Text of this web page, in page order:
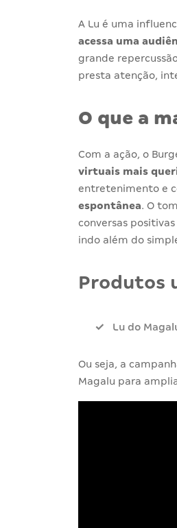
A Lu é uma
acessa uma
grande
presta atenção,
O que a
Com a ação, o
virtuais mais
entretenimento e
espontânea. O
conversas
indo além do
Produtos
Lu do
Ou seja, a
Magalu para